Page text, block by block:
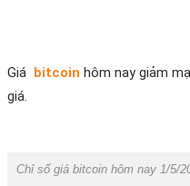
Giá bitcoin hôm nay giảm
giá.
Chỉ số giá bitcoin hôm nay 1/5/